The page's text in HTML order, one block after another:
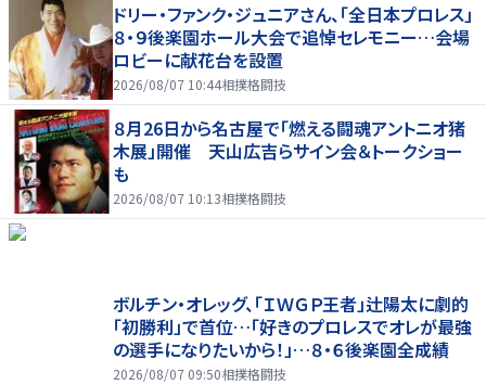
ドリー・ファンク・ジュニアさん、「全日本プロレス」
８・９後楽園ホール大会で追悼セレモニー…会場
ロビーに献花台を設置
2026/08/07 10:44相撲格闘技
８月26日から名古屋で「燃える闘魂アントニオ猪
木展」開催 天山広吉らサイン会＆トークショー
も
2026/08/07 10:13相撲格闘技
ボルチン・オレッグ、「ＩＷＧＰ王者」辻陽太に劇的
「初勝利」で首位…「好きのプロレスでオレが最強
の選手になりたいから！」…８・６後楽園全成績
2026/08/07 09:50相撲格闘技